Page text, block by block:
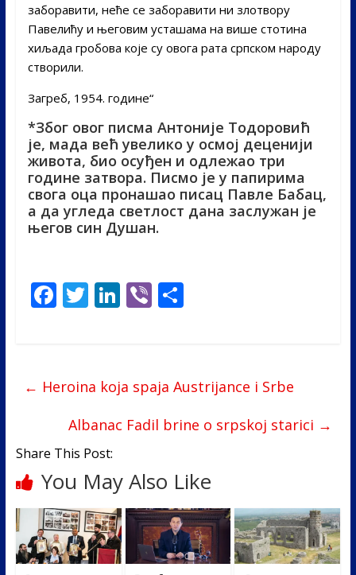
заборавити, неће се заборавити ни злотвору
Павелићу и његовим усташама на више стотина
хиљада гробова које су овога рата српском народу
створили.
Загреб, 1954. године“
*Због овог писма Антоније Тодоровић
је, мада већ увелико у осмој деценији
живота, био осуђен и одлежао три
године затвора. Писмо је у папирима
свога оца пронашао писац Павле Бабац,
а да угледа светлост дана заслужан је
његов син Душан.
F
o
o
k
T Li
dI
n
Vi S
← Heroina koja spaja Austrijance i Srbe
Albanac Fadil brine o srpskoj starici →
Share This Post:
You May Also Like